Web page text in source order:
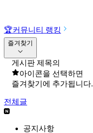
🏆커뮤니티 랭킹
즐겨찾기
게시판 제목의
아이콘을 선택하면
즐겨찾기에 추가됩니다.
전체글
공지사항